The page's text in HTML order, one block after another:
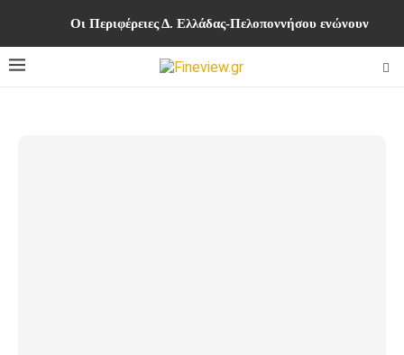
Οι Περιφέρειες Δ. Ελλάδας-Πελοποννήσου ενώνουν